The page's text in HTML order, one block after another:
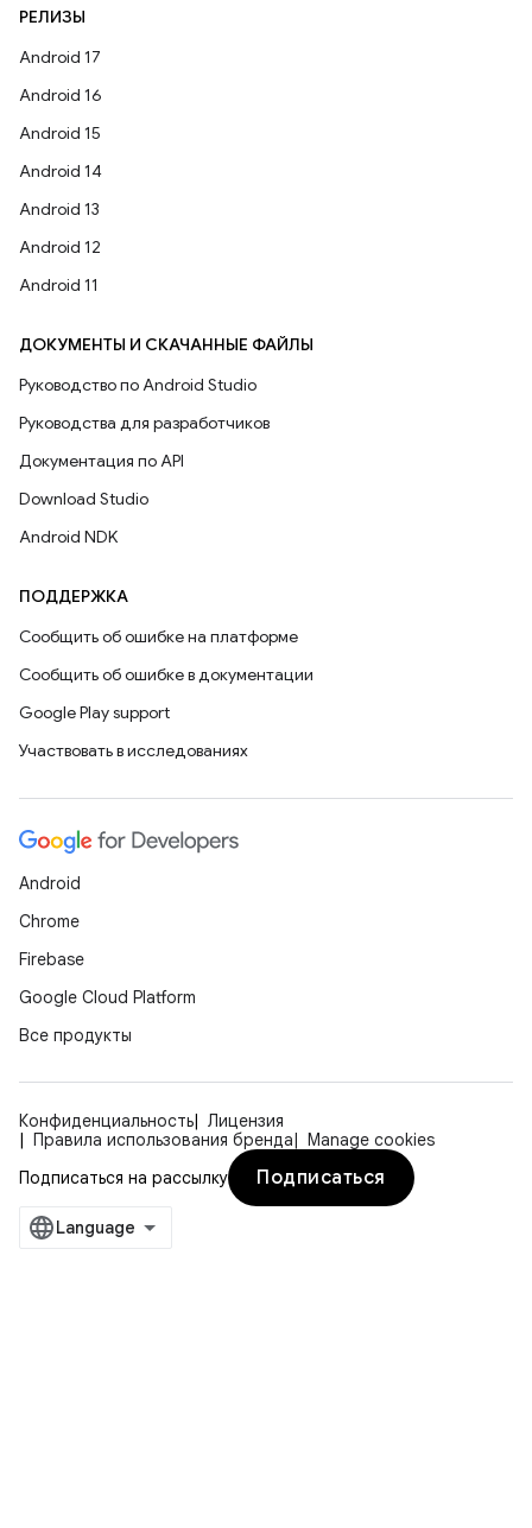
РЕЛИЗЫ
Android 17
Android 16
Android 15
Android 14
Android 13
Android 12
Android 11
ДОКУМЕНТЫ И СКАЧАННЫЕ ФАЙЛЫ
Руководство по Android Studio
Руководства для разработчиков
Документация по API
Download Studio
Android NDK
ПОДДЕРЖКА
Сообщить об ошибке на платформе
Сообщить об ошибке в документации
Google Play support
Участвовать в исследованиях
Android
Chrome
Firebase
Google Cloud Platform
Все продукты
Конфиденциальность
Лицензия
Правила использования бренда
Manage cookies
Подписаться на рассылку
Подписаться